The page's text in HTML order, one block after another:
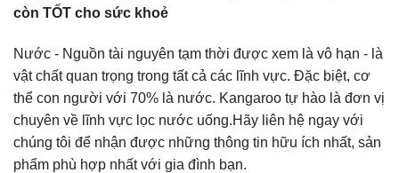
còn TỐT cho sức khoẻ
Nước - Nguồn tài nguyên tạm thời được xem là vô hạn - là
vật chất quan trọng trong tất cả các lĩnh vực. Đặc biệt, cơ
thể con người với 70% là nước. Kangaroo tự hào là đơn vị
chuyên về lĩnh vực lọc nước uống.Hãy liên hệ ngay với
chúng tôi để nhận được những thông tin hữu ích nhất, sản
phẩm phù hợp nhất với gia đình bạn.